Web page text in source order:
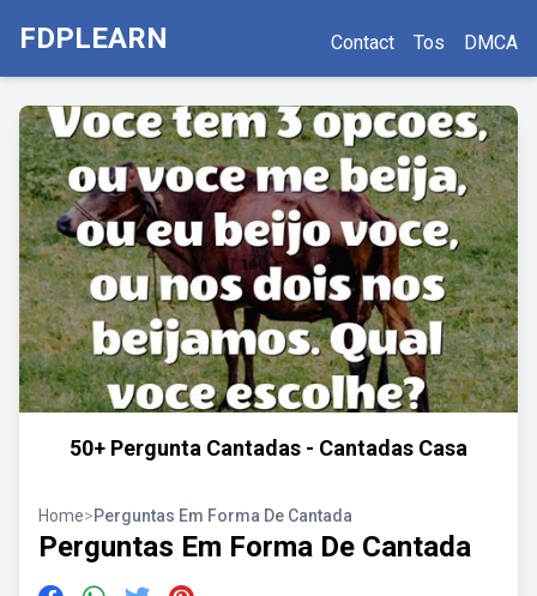
FDPLEARN Contact Tos DMCA
50+ Pergunta Cantadas - Cantadas Casa
Home>Perguntas Em Forma De Cantada
Perguntas Em Forma De Cantada